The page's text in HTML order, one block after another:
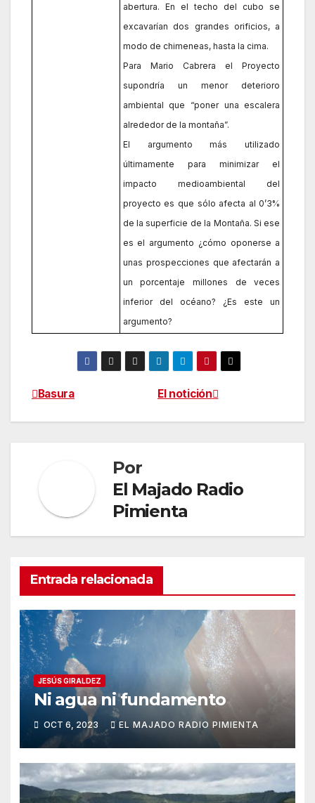
abertura. En el techo del cubo se
excavarían dos grandes orificios, a
modo de chimeneas, hasta la cima.
Para Mario Cabrera el Proyecto
supondría un menor deterioro
ambiental que “poner una escalera
alrededor de la montaña”.
El argumento más utilizado
últimamente para minimizar el
impacto medioambiental del
proyecto es que sólo afecta al 0’3%
de la superficie de la Montaña. Si ese
es el argumento ¿cómo oponerse a
unas prospecciones que afectarán a
un porcentaje millones de veces
inferior del océano? ¿Es este un
argumento?
Navegación
de
entradas
El notición
Basura
Por
El Majado Radio
Pimienta
Entrada relacionada
JESÚS GIRALDEZ
Ni agua ni fundamento
OCT 6, 2023 EL MAJADO RADIO PIMIENTA